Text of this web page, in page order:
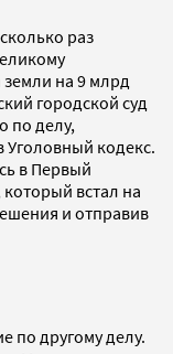
раз
на 9 млрд
городской суд
по делу,
Уголовный кодекс.
в Первый
встал на
и отправив
по другому делу.